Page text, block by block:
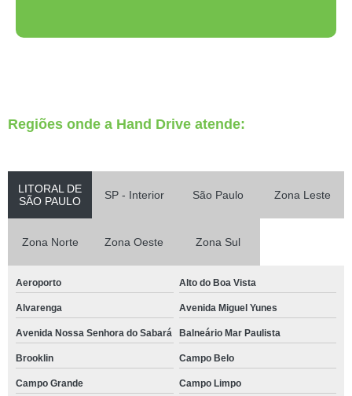
Regiões onde a Hand Drive atende:
LITORAL DE
SÃO PAULO
SP - Interior São Paulo Zona Leste
Zona Norte Zona Oeste Zona Sul
Aeroporto Alto do Boa Vista
Alvarenga Avenida Miguel Yunes
Avenida Nossa Senhora do Sabará Balneário Mar Paulista
Brooklin Campo Belo
Campo Grande Campo Limpo